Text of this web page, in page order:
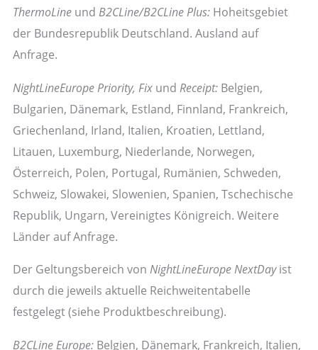
ThermoLine und B2CLine/B2CLine Plus:Hoheitsgebiet
der Bundesrepublik Deutschland. Ausland auf
Anfrage.
NightLineEurope Priority, Fix und Receipt:Belgien,
Bulgarien, Dänemark, Estland, Finnland, Frankreich,
Griechenland, Irland, Italien, Kroatien, Lettland,
Litauen, Luxemburg, Niederlande, Norwegen,
Österreich, Polen, Portugal, Rumänien, Schweden,
Schweiz, Slowakei, Slowenien, Spanien, Tschechische
Republik, Ungarn, Vereinigtes Königreich. Weitere
Länder auf Anfrage.
Der Geltungsbereich von NightLineEurope NextDayist
durch die jeweils aktuelle Reichweitentabelle
festgelegt (siehe Produktbeschreibung).
B2CLine Europe:Belgien, Dänemark, Frankreich, Italien,